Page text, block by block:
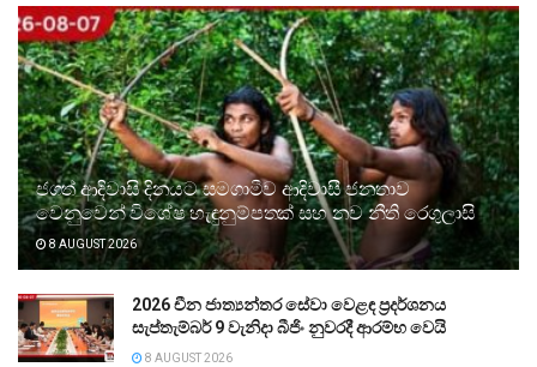
ජගත් ආදිවාසි දිනයට සමගාමීව ආදිවාසී ජනතාව
වෙනුවෙන් විශේෂ හැඳුනුම්පතක් සහ නව නීති රෙගුලාසි
8 AUGUST 2026
2026 චීන ජාත්‍යන්තර සේවා වෙළඳ ප්‍රදර්ශනය
සැප්තැම්බර් 9 වැනිදා බීජිං නුවරදී ආරම්භ වෙයි
8 AUGUST 2026